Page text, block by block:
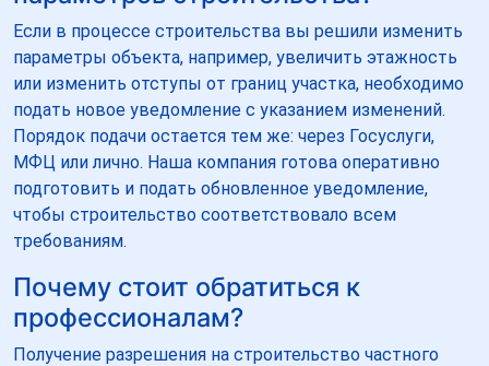
Если в процессе строительства вы решили изменить
параметры объекта, например, увеличить этажность
или изменить отступы от границ участка, необходимо
подать новое уведомление с указанием изменений.
Порядок подачи остается тем же: через Госуслуги,
МФЦ или лично. Наша компания готова оперативно
подготовить и подать обновленное уведомление,
чтобы строительство соответствовало всем
требованиям.
Почему стоит обратиться к
профессионалам?
Получение разрешения на строительство частного